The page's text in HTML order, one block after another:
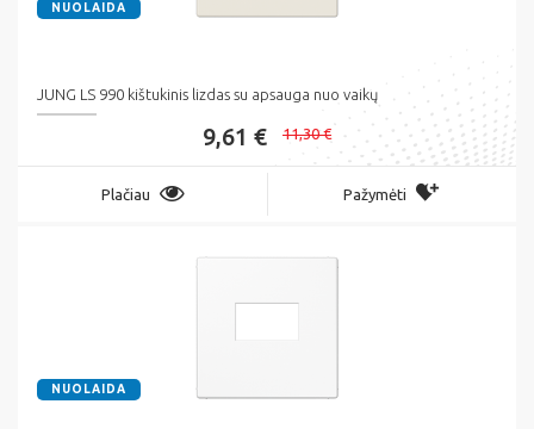
NUOLAIDA
JUNG LS 990 kištukinis lizdas su apsauga nuo vaikų
9,61 € 11,30 €
Plačiau Pažymėti
NUOLAIDA